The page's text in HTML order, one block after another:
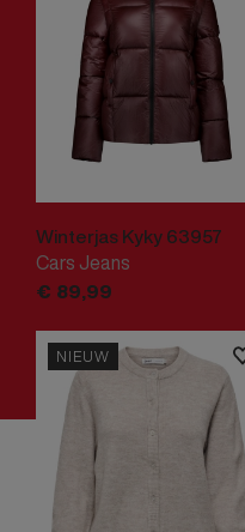
Winterjas Kyky 63957
Cars Jeans
€ 89,99
NIEUW